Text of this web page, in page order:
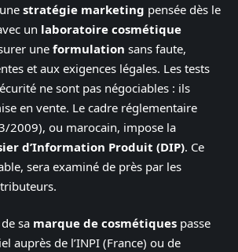
stratégie marketing pensée dès le
un laboratoire cosmétique
une formulation sans faute,
et aux exigences légales. Les tests
ne sont pas négociables : ils
en vente. Le cadre réglementaire
2009), ou marocain, impose la
d’Information Produit (DIP). Ce
sera examiné de près par les
sa marque de cosmétiques passe
auprès de l’INPI (France) ou de